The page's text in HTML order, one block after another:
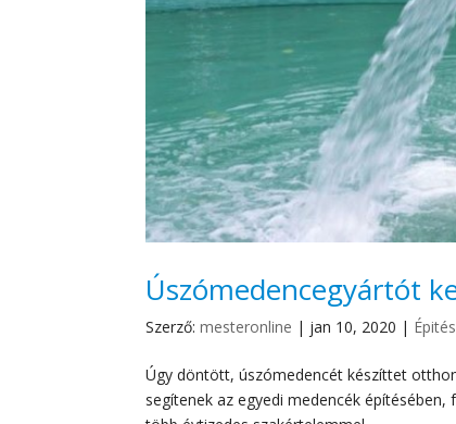
Úszómedencegyártót
Szerző:mesteronline | jan 10, 2020 |
Úgy döntött, úszómedencét készíttet
segítenek az egyedi medencék